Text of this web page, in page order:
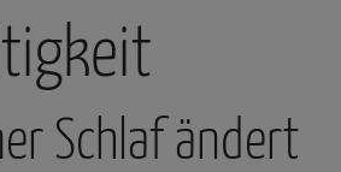
Schlaf ändert